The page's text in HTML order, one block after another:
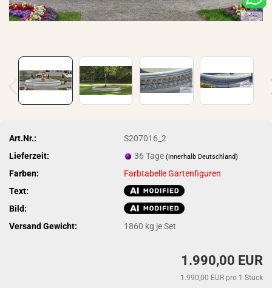
Art.Nr.:
S207016_2
Lieferzeit:
36 Tage(innerhalb Deutschland)
Farben:
Farbtabelle Gartenfiguren
Text:
Bild:
Versand Gewicht:
1860 kg je Set
1.990,00 EUR
1.990,00 EUR pro 1 Stück